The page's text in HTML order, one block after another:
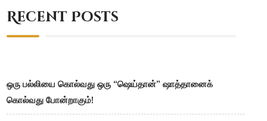
Recent Posts
ஒரு பல்லியை கொல்வது ஒரு “ஷெய்தான்” ஷாத்தானைக்
கொல்வது போன்றாகும்!